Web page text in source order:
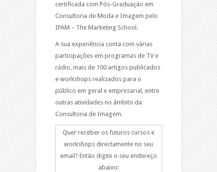
certificada com Pós-Graduação em
Consultoria de Moda e Imagem pelo
IPAM – The Marketing School.
A sua experiência conta com várias
participações em programas de TV e
rádio, mais de 100 artigos publicados
e workshops realizados para o
público em geral e empresarial, entre
outras atividades no âmbito da
Consultoria de Imagem.
Quer receber os futuros cursos e
workshops directamente no seu
email? Então digite o seu endereço
abaixo: